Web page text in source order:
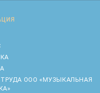
ООО «МУЗЫКАЛЬНАЯ